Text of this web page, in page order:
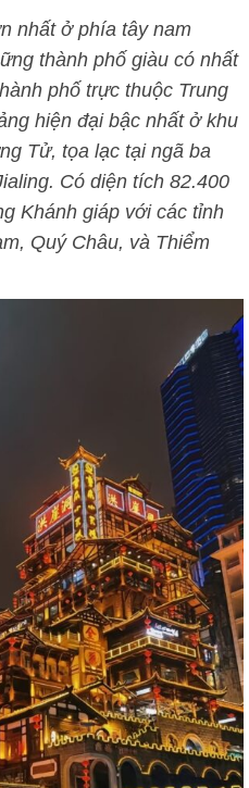
nhất ở phía tây nam
thành phố giàu có nhất
phố trực thuộc Trung
hiện đại bậc nhất ở khu
Tử, tọa lạc tại ngã ba
Có diện tích 82.400
Khánh giáp với các tỉnh
Quý Châu, và Thiểm